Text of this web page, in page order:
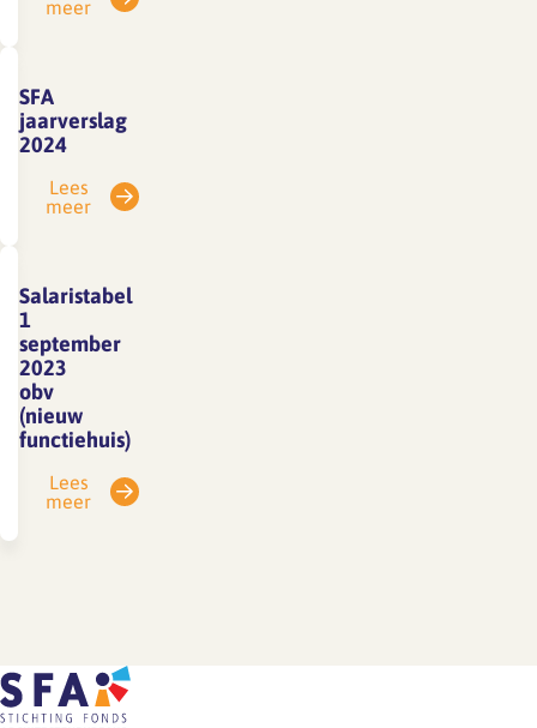
meer
SFA
jaarverslag
2024
Lees
meer
Salaristabel
1
september
2023
obv
(nieuw
functiehuis)
Lees
meer